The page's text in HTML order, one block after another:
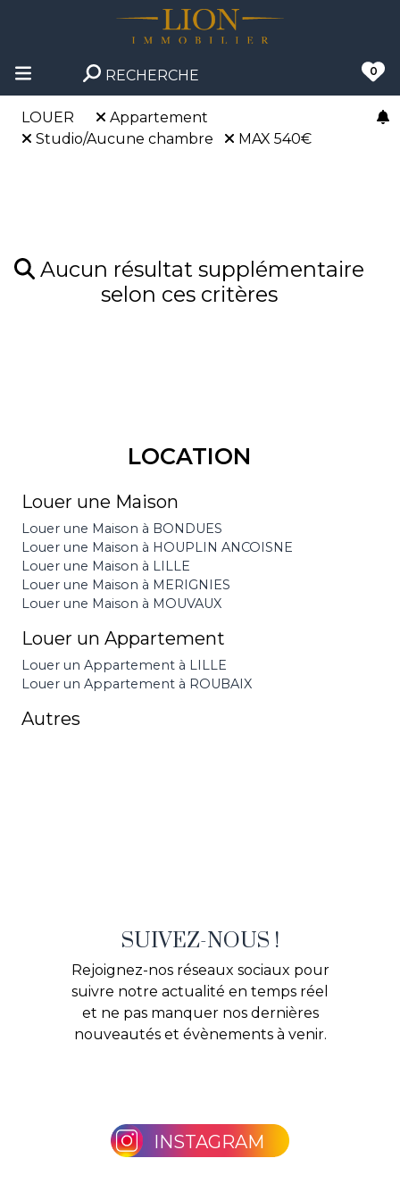
RECHERCHE 0
LOUER
Appartement
Studio/Aucune chambre
MAX 540€
Aucun résultat supplémentaire
selon ces critères
LOCATION
Louer une Maison
Louer une Maison à BONDUES
Louer une Maison à HOUPLIN ANCOISNE
Louer une Maison à LILLE
Louer une Maison à MERIGNIES
Louer une Maison à MOUVAUX
Louer un Appartement
Louer un Appartement à LILLE
Louer un Appartement à ROUBAIX
Autres
SUIVEZ-NOUS !
Rejoignez-nos réseaux sociaux pour
suivre notre actualité en temps réel
et ne pas manquer nos dernières
nouveautés et évènements à venir.
INSTAGRAM